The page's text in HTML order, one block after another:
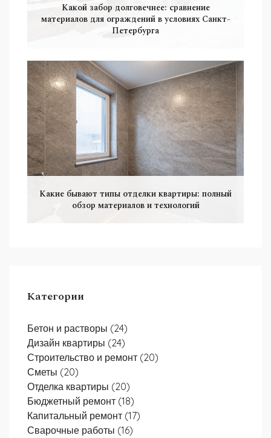
Какой забор долговечнее: сравнение
материалов для ограждений в условиях Санкт-
Петербурга
Какие бывают типы отделки квартиры: полный
обзор материалов и технологий
Категории
Бетон и растворы (24)
Дизайн квартиры (24)
Строительство и ремонт (20)
Сметы (20)
Отделка квартиры (20)
Бюджетный ремонт (18)
Капитальный ремонт (17)
Сварочные работы (16)